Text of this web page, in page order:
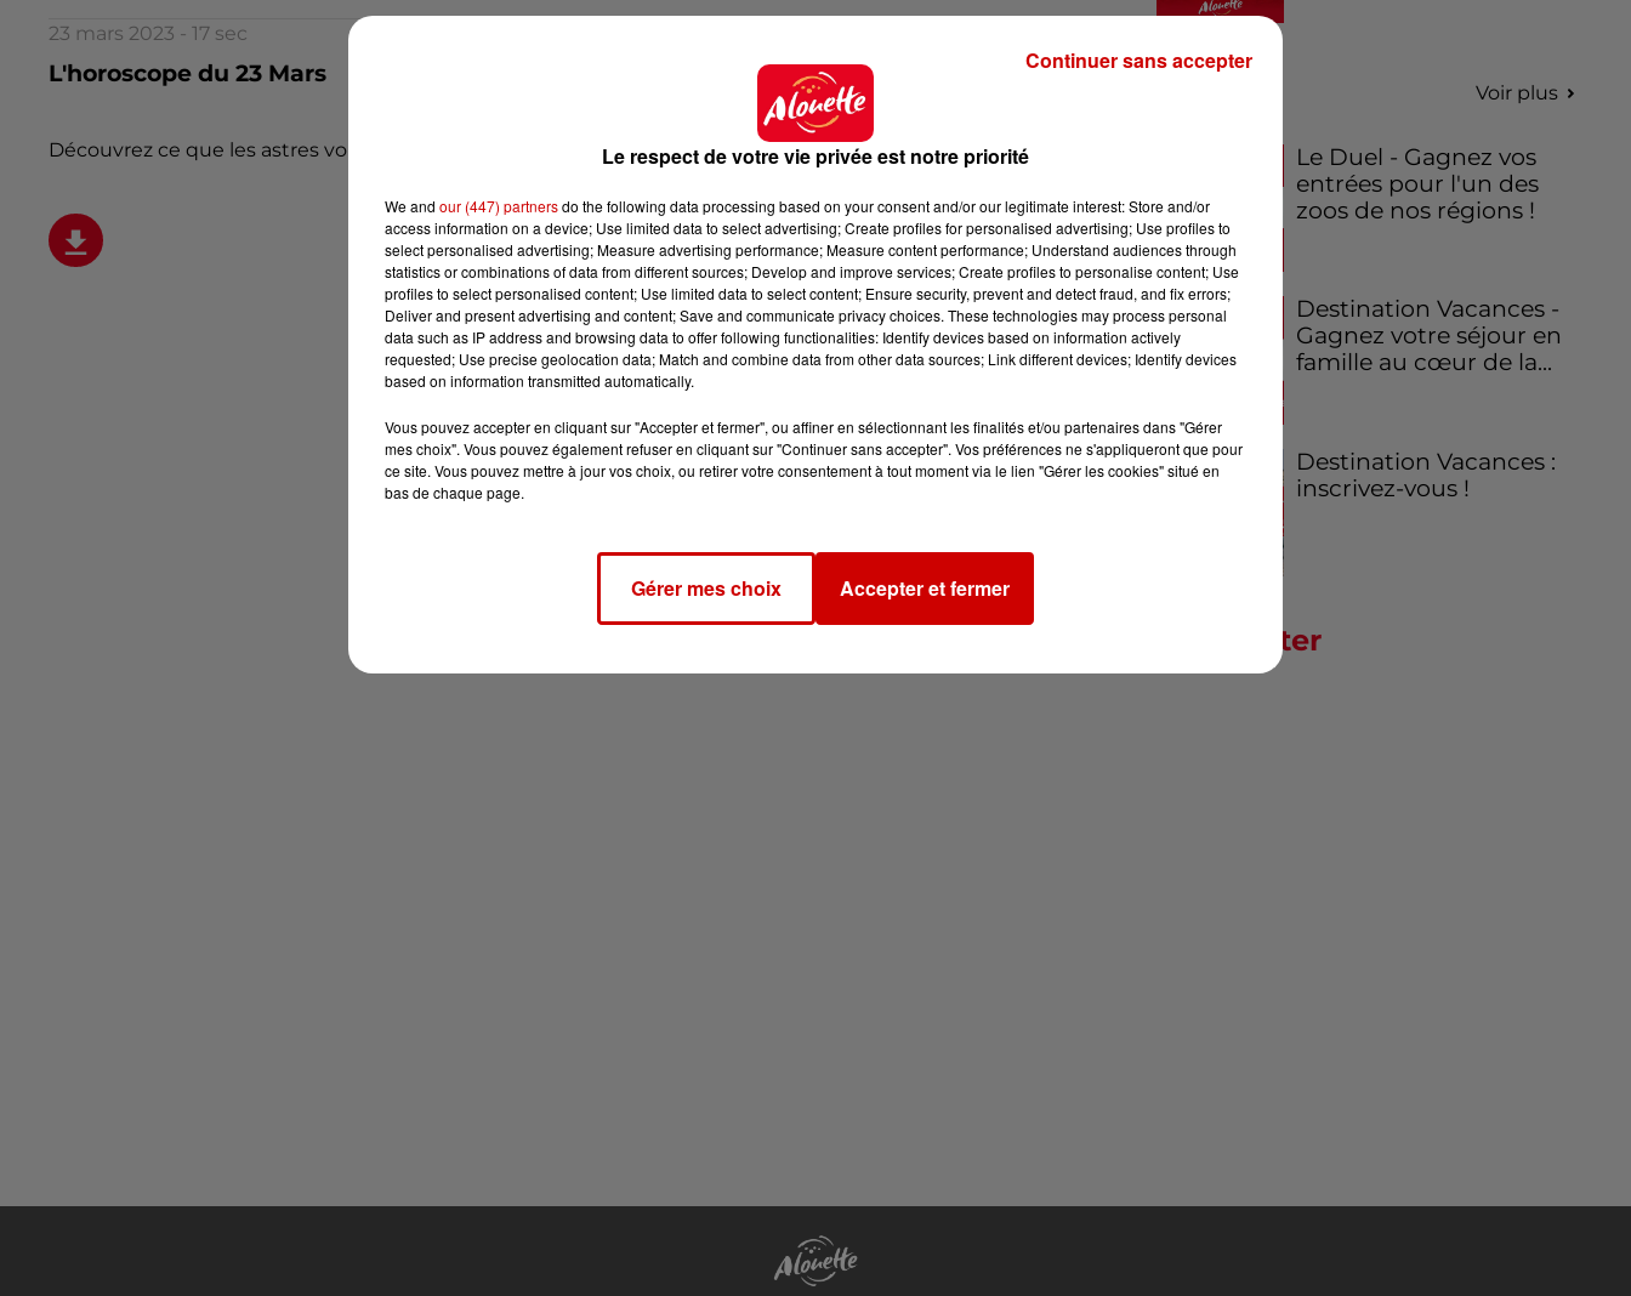
23 mars 2023 - 17 sec
L'horoscope du 23 Mars
Découvrez ce que les astres vous réservent aujourd'hui !
Voir plus
Le Duel - Gagnez vos
entrées pour l'un des
zoos de nos régions !
Destination Vacances -
Gagnez votre séjour en
famille au cœur de la...
Destination Vacances :
inscrivez-vous !
Newsletter
Le respect de votre vie privée est notre priorité
We and our (447) partnersdo the following data processing based on your consent and/or our legitimate interest: Store and/or
access information on a device; Use limited data to select advertising; Create profiles for personalised advertising; Use profiles to
select personalised advertising; Measure advertising performance; Measure content performance; Understand audiences through
statistics or combinations of data from different sources; Develop and improve services; Create profiles to personalise content; Use
profiles to select personalised content; Use limited data to select content; Ensure security, prevent and detect fraud, and fix errors;
Deliver and present advertising and content; Save and communicate privacy choices. These technologies may process personal
data such as IP address and browsing data to offer following functionalities: Identify devices based on information actively
requested; Use precise geolocation data; Match and combine data from other data sources; Link different devices; Identify devices
based on information transmitted automatically.
Vous pouvez accepter en cliquant sur "Accepter et fermer", ou affiner en sélectionnant les finalités et/ou partenaires dans "Gérer
mes choix". Vous pouvez également refuser en cliquant sur "Continuer sans accepter". Vos préférences ne s'appliqueront que pour
ce site. Vous pouvez mettre à jour vos choix, ou retirer votre consentement à tout moment via le lien "Gérer les cookies" situé en
bas de chaque page.
Gérer mes choix Accepter et fermer
Continuer sans accepter